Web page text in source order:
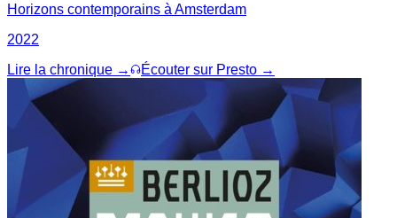
Horizons contemporains à Amsterdam
2022
Lire la chronique →
Écouter sur Presto →